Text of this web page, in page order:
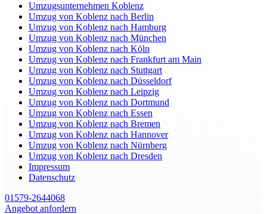
Umzugsunternehmen Koblenz
Umzug von Koblenz nach Berlin
Umzug von Koblenz nach Hamburg
Umzug von Koblenz nach München
Umzug von Koblenz nach Köln
Umzug von Koblenz nach Frankfurt am Main
Umzug von Koblenz nach Stuttgart
Umzug von Koblenz nach Düsseldorf
Umzug von Koblenz nach Leipzig
Umzug von Koblenz nach Dortmund
Umzug von Koblenz nach Essen
Umzug von Koblenz nach Bremen
Umzug von Koblenz nach Hannover
Umzug von Koblenz nach Nürnberg
Umzug von Koblenz nach Dresden
Impressum
Datenschutz
01579-2644068
Angebot anfordern